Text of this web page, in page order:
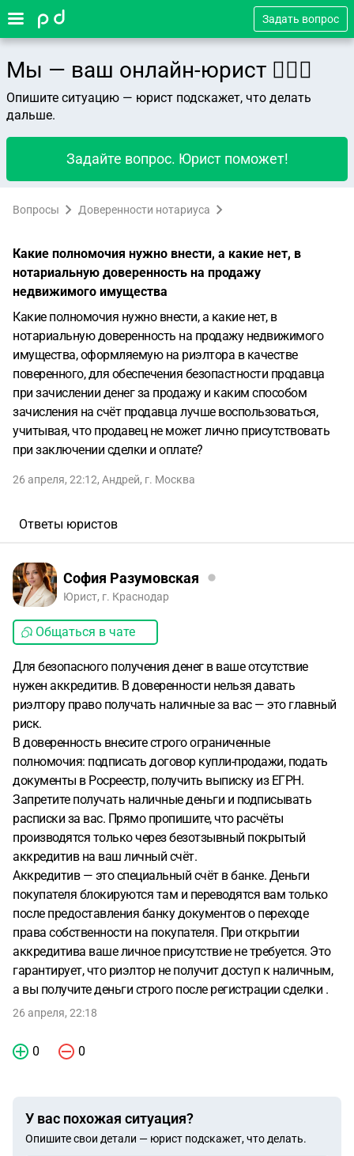
Задать вопрос
Мы — ваш онлайн-юрист 👨🏻‍⚖️
Опишите ситуацию — юрист подскажет, что делать
дальше.
Задайте вопрос. Юрист поможет!
Вопросы Доверенности нотариуса
Какие полномочия нужно внести, а какие нет, в
нотариальную доверенность на продажу
недвижимого имущества
Какие полномочия нужно внести, а какие нет, в
нотариальную доверенность на продажу недвижимого
имущества, оформляемую на риэлтора в качестве
поверенного, для обеспечения безопастности продавца
при зачислении денег за продажу и каким способом
зачисления на счёт продавца лучше воспользоваться,
учитывая, что продавец не может лично присутствовать
при заключении сделки и оплате?
26 апреля, 22:12, Андрей, г. Москва
Ответы юристов
София Разумовская
Юрист, г. Краснодар
Общаться в чате
Для безопасного получения денег в ваше отсутствие
нужен аккредитив. В доверенности нельзя давать
риэлтору право получать наличные за вас — это главный
риск.
В доверенность внесите строго ограниченные
полномочия: подписать договор купли-продажи, подать
документы в Росреестр, получить выписку из ЕГРН.
Запретите получать наличные деньги и подписывать
расписки за вас. Прямо пропишите, что расчёты
производятся только через безотзывный покрытый
аккредитив на ваш личный счёт.
Аккредитив — это специальный счёт в банке. Деньги
покупателя блокируются там и переводятся вам только
после предоставления банку документов о переходе
права собственности на покупателя. При открытии
аккредитива ваше личное присутствие не требуется. Это
гарантирует, что риэлтор не получит доступ к наличным,
а вы получите деньги строго после регистрации сделки .
26 апреля, 22:18
0 0
У вас похожая ситуация?
Опишите свои детали — юрист подскажет, что делать.